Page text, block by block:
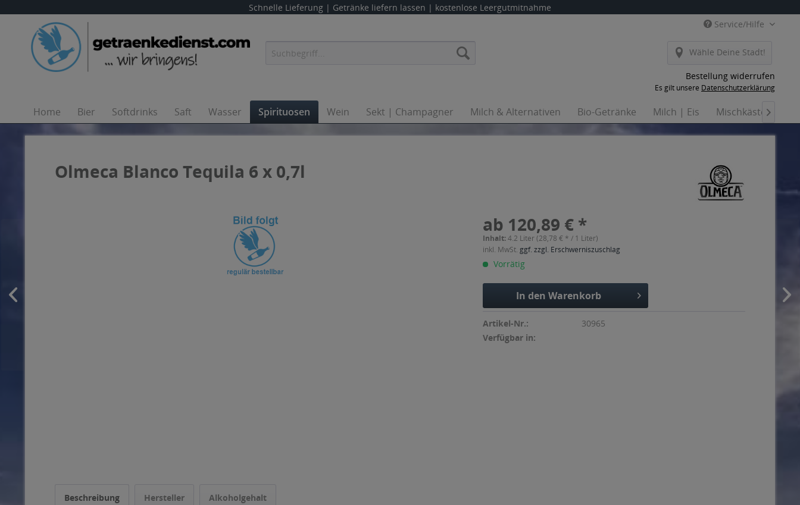
Schnelle Lieferung | Getränke liefern lassen | kostenlose Leergutmitnahme
Service/Hilfe
Wähle Deine Stadt!
Bestellung widerrufen
Es gilt unsere Datenschutzerklärung
Home Bier Softdrinks Saft Wasser Spirituosen Wein Sekt | Champagner Milch & Alternativen Bio-Getränke Milch | Eis Mischkästen

Olmeca Blanco Tequila 6 x 0,7l
ab 120,89 € *
Inhalt:4.2 Liter (28,78 € * / 1 Liter)
inkl. MwSt. ggf. zzgl. Erschwerniszuschlag
Vorrätig
In den Warenkorb
Artikel-Nr.:
30965
Verfügbar in:
Beschreibung Hersteller Alkoholgehalt